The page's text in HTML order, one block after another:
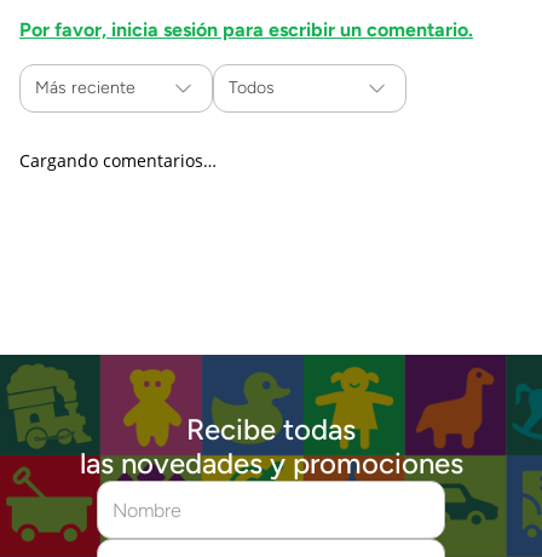
Por favor, inicia sesión para escribir un comentario.
Más reciente Todos
Cargando comentarios…
Recibe todas
las novedades y promociones